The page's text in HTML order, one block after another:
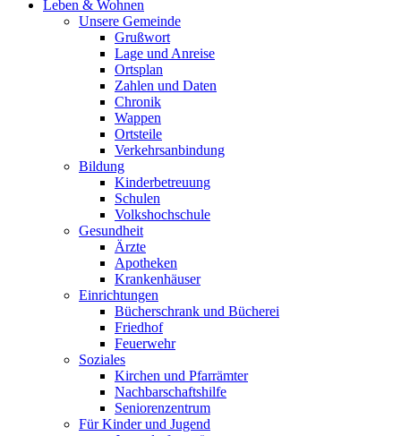
Leben & Wohnen
Unsere Gemeinde
Grußwort
Lage und Anreise
Ortsplan
Zahlen und Daten
Chronik
Wappen
Ortsteile
Verkehrsanbindung
Bildung
Kinderbetreuung
Schulen
Volkshochschule
Gesundheit
Ärzte
Apotheken
Krankenhäuser
Einrichtungen
Bücherschrank und Bücherei
Friedhof
Feuerwehr
Soziales
Kirchen und Pfarrämter
Nachbarschaftshilfe
Seniorenzentrum
Für Kinder und Jugend